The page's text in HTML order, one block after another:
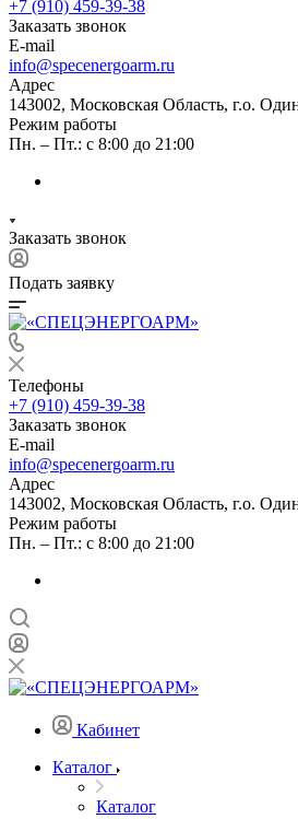
+7 (910) 459-39-38
Заказать звонок
E-mail
info@specenergoarm.ru
Адрес
143002, Московская Область, г.о.
Режим работы
Пн. – Пт.: с 8:00 до 21:00
Заказать звонок
Подать заявку
Телефоны
+7 (910) 459-39-38
Заказать звонок
E-mail
info@specenergoarm.ru
Адрес
143002, Московская Область, г.о.
Режим работы
Пн. – Пт.: с 8:00 до 21:00
Кабинет
Каталог
Каталог